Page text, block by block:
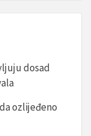
dosad
ozlijeđeno